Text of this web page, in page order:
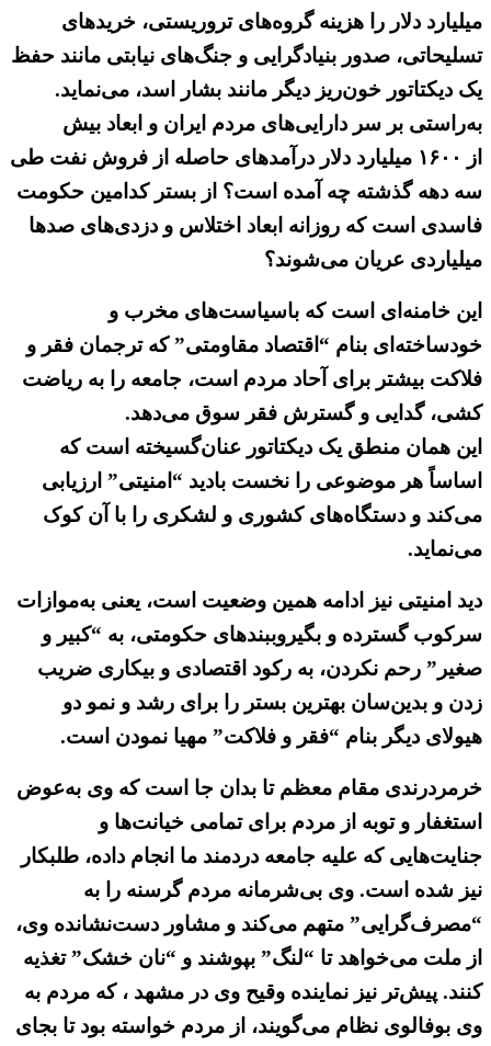
میلیارد دلار را هزینه گروه‌های تروریستی، خریدهای
تسلیحاتی، صدور بنیادگرایی و جنگ‌های نیابتی مانند حفظ
یک دیکتاتور خون‌ریز دیگر مانند بشار اسد، می‌نماید.
به‌راستی بر سر دارایی‌های مردم ایران و ابعاد بیش
از ۱۶۰۰ میلیارد دلار درآمدهای حاصله از فروش نفت طی
سه دهه گذشته چه آمده است؟ از بستر کدامین حکومت
فاسدی است که روزانه ابعاد اختلاس و دزدی‌های صدها
میلیاردی عریان می‌شوند؟
این خامنه‌ای است که باسیاست‌های مخرب و
خودساخته‌ای بنام “اقتصاد مقاومتی” که ترجمان فقر و
فلاکت بیشتر برای آحاد مردم است، جامعه را به ریاضت
کشی، گدایی و گسترش فقر سوق می‌دهد.
این همان منطق یک دیکتاتور عنان‌گسیخته است که
اساساً هر موضوعی را نخست بادید “امنیتی” ارزیابی
می‌کند و دستگاه‌های کشوری و لشکری را با آن کوک
می‌نماید.
دید امنیتی نیز ادامه همین وضعیت است، یعنی به‌موازات
سرکوب گسترده و بگیروببندهای حکومتی، به “کبیر و
صغیر” رحم نکردن، به رکود اقتصادی و بیکاری ضریب
زدن و بدین‌سان بهترین بستر را برای رشد و نمو دو
هیولای دیگر بنام “فقر و فلاکت” مهیا نمودن است.
خرمردرندی مقام معظم تا بدان جا است که وی به‌عوض
استغفار و توبه از مردم برای تمامی خیانت‌ها و
جنایت‌هایی که علیه جامعه دردمند ما انجام داده، طلبکار
نیز شده است. وی بی‌شرمانه مردم گرسنه را به
“مصرف‌گرایی” متهم می‌کند و مشاور دست‌نشانده وی،
از ملت می‌خواهد تا “لنگ” بپوشند و “نان خشک” تغذیه
کنند. پیش‌تر نیز نماینده وقیح وی در مشهد ، که مردم به
وی بوفالوی نظام می‌گویند، از مردم خواسته بود تا بجای